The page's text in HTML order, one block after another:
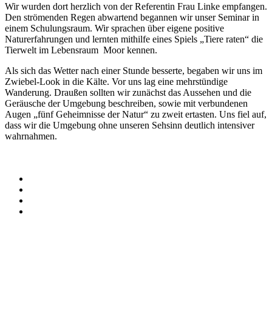
Wir wurden dort herzlich von der Referentin Frau Linke empfangen.
Den strömenden Regen abwartend begannen wir unser Seminar in
einem Schulungsraum. Wir sprachen über eigene positive
Naturerfahrungen und lernten mithilfe eines Spiels „Tiere raten“ die
Tierwelt im Lebensraum Moor kennen.
Als sich das Wetter nach einer Stunde besserte, begaben wir uns im
Zwiebel-Look in die Kälte. Vor uns lag eine mehrstündige
Wanderung. Draußen sollten wir zunächst das Aussehen und die
Geräusche der Umgebung beschreiben, sowie mit verbundenen
Augen „fünf Geheimnisse der Natur“ zu zweit ertasten. Uns fiel auf,
dass wir die Umgebung ohne unseren Sehsinn deutlich intensiver
wahrnahmen.